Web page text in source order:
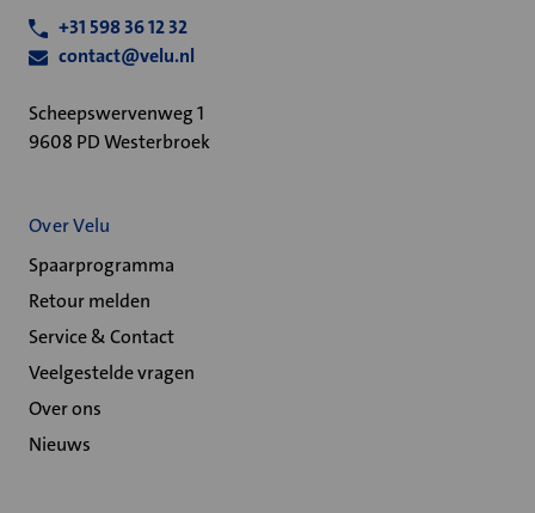
+31 598 36 12 32
contact@velu.nl
Scheepswervenweg 1
9608 PD Westerbroek
Over Velu
Spaarprogramma
Retour melden
Service & Contact
Veelgestelde vragen
Over ons
Nieuws